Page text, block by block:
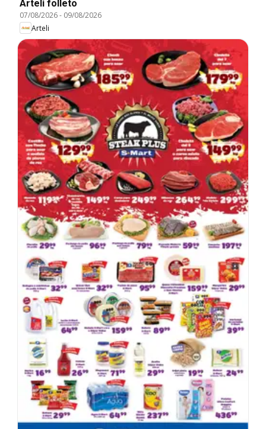
Arteli folleto
07/08/2026- 09/08/2026
Arteli